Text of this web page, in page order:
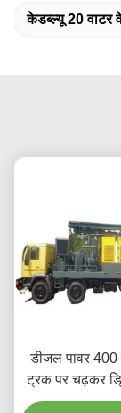
केडब्ल्यू 20 वाटर
डीजल पावर 400
ट्रक पर चढ़कर